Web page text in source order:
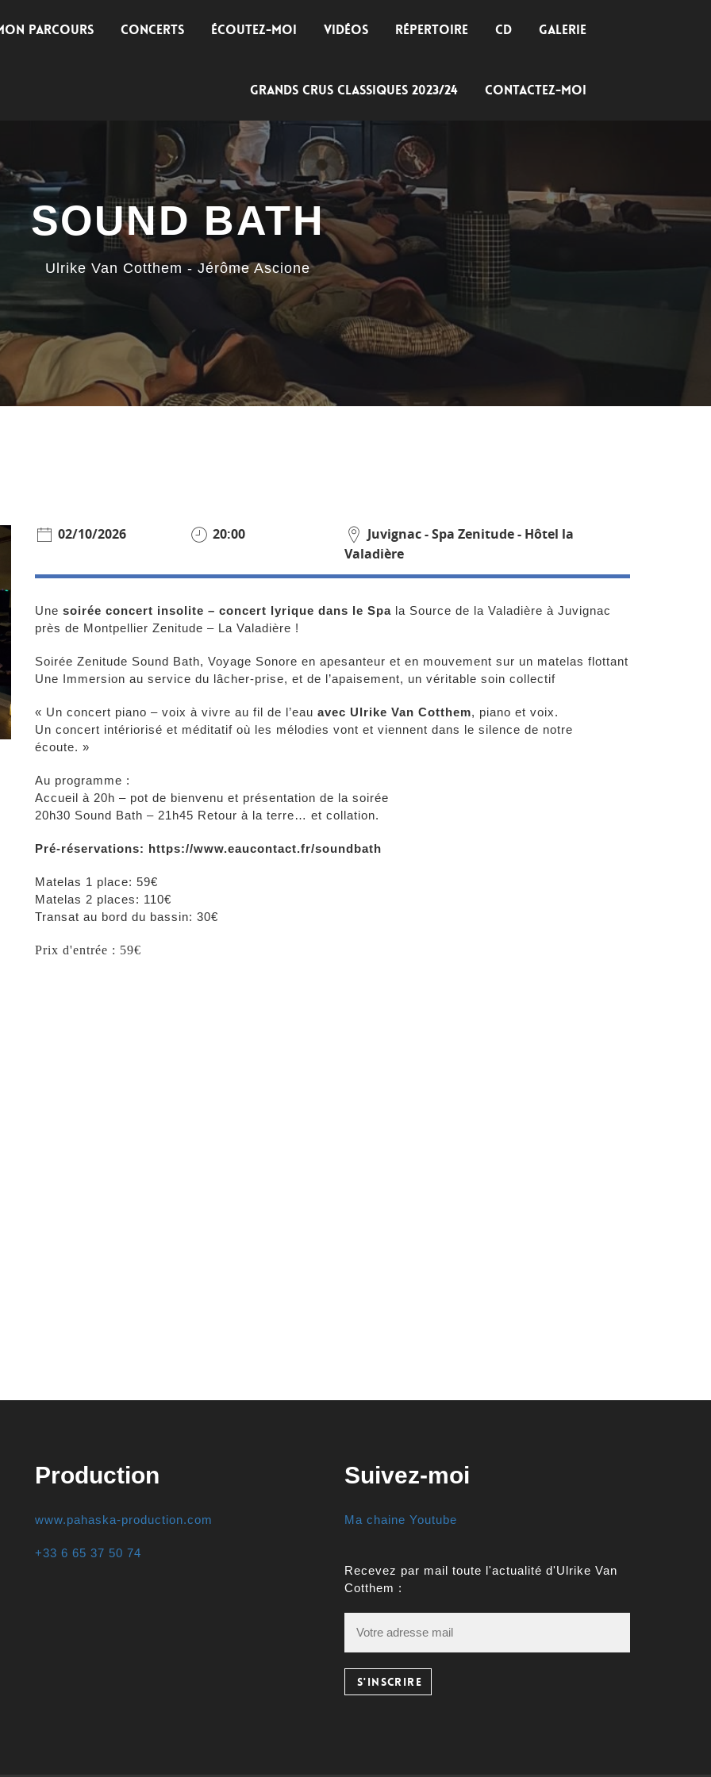
PARCOURS CONCERTS ÉCOUTEZ-MOI VIDÉOS RÉPERTOIRE CD GALERIE
GRANDS CRUS CLASSIQUES 2023/24 CONTACTEZ-MOI
SOUND BATH
Ulrike Van Cotthem - Jérôme Ascione
02/10/2026 20:00
Juvignac - Spa Zenitude - Hôtel la
Valadière
Une soirée concert insolite – concert lyrique dans le Spa la Source de la Valadière à Juvignac
près de Montpellier Zenitude – La Valadière !
Soirée Zenitude Sound Bath, Voyage Sonore en apesanteur et en mouvement sur un matelas flottant
Une Immersion au service du lâcher-prise, et de l’apaisement, un véritable soin collectif
« Un concert piano – voix à vivre au fil de l’eau avec Ulrike Van Cotthem, piano et voix.
Un concert intériorisé et méditatif où les mélodies vont et viennent dans le silence de notre
écoute. »
Au programme :
Accueil à 20h – pot de bienvenu et présentation de la soirée
20h30 Sound Bath – 21h45 Retour à la terre… et collation.
Pré-réservations: https://www.eaucontact.fr/soundbath
Matelas 1 place: 59€
Matelas 2 places: 110€
Transat au bord du bassin: 30€
Prix d'entrée : 59€
Production
www.pahaska-production.com
+33 6 65 37 50 74
Suivez-moi
Ma chaine Youtube
Recevez par mail toute l'actualité d'Ulrike Van
Cotthem :